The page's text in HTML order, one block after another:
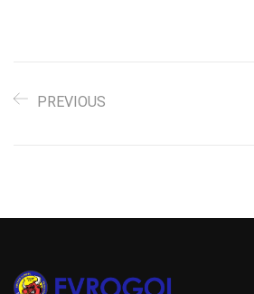
PREVIOUS